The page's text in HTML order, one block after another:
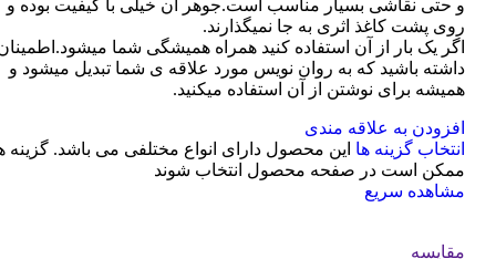
و حتی نقاشی بسیار مناسب است.جوهر آن خیلی با کیفیت بوده و
روی پشت کاغذ اثری به جا نمیگذارند.
اگر یک بار از آن استفاده کنید همراه همیشگی شما
داشته باشید که به روان نویس مورد علاقه ی شما تبدیل میشود و
همیشه برای نوشتن از آن استفاده میکنید.
افزودن به علاقه مندی
انتخاب گزینه ها این محصول دارای انواع مختلفی می باشد. گزینه
ممکن است در صفحه محصول انتخاب شوند
مشاهده سریع
مقایسه